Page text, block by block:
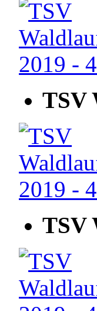
TSV
TSV